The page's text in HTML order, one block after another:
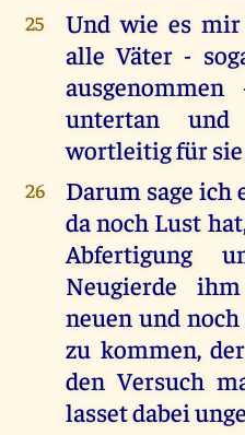
25
Und wie es
alle Väter -
untertan
wortleitig für sie
26
Darum sage ich
da noch Lust
Abfertigung
Neugierde
neuen und
zu kommen,
den Versuch
lasset dabei